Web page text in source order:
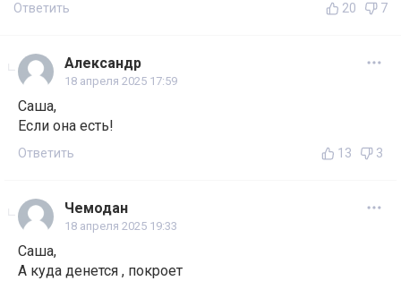
Ответить 20 7
Александр
18 апреля 2025 17:59
Саша,
Если она есть!
Ответить 13 3
Чемодан
18 апреля 2025 19:33
Саша,
А куда денется , покроет